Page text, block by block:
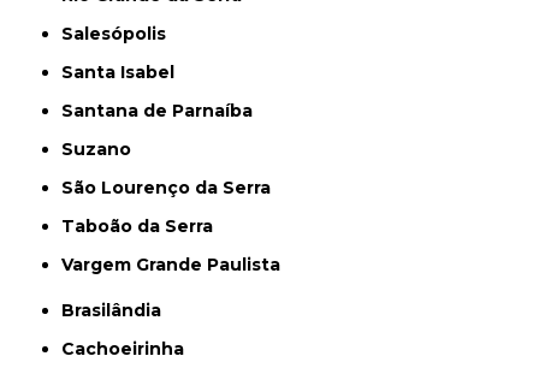
Salesópolis
Santa Isabel
Santana de Parnaíba
Suzano
São Lourenço da Serra
Taboão da Serra
Vargem Grande Paulista
Brasilândia
Cachoeirinha